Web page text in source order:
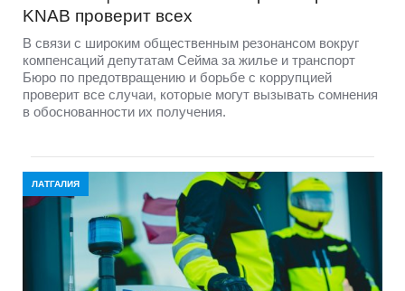
KNAB проверит всех
В связи с широким общественным резонансом вокруг
компенсаций депутатам Сейма за жилье и транспорт
Бюро по предотвращению и борьбе с коррупцией
проверит все случаи, которые могут вызывать сомнения
в обоснованности их получения.
ЛАТГАЛИЯ